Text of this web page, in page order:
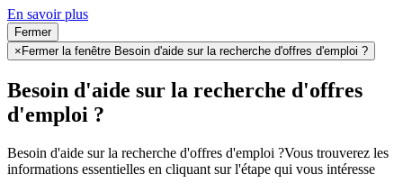
En savoir plus
Fermer
× Fermer la fenêtre Besoin d'aide sur la recherche d'offres d'emploi ?
Besoin d'aide sur la recherche d'offres
d'emploi ?
Besoin d'aide sur la recherche d'offres d'emploi ?Vous trouverez les
informations essentielles en cliquant sur l'étape qui vous intéresse